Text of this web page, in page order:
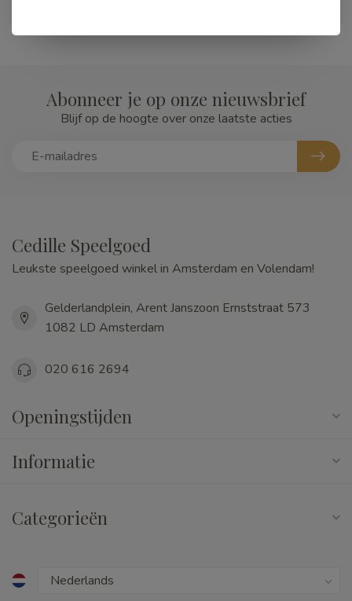
Abonneer je op onze nieuwsbrief
Blijf op de hoogte over onze laatste acties
Cedille Speelgoed
Leukste speelgoed winkel in Amsterdam en Volendam!
Gelderlandplein, Arent Janszoon Ernststraat 573
1082 LD Amsterdam
020 616 2694
Openingstijden
Informatie
Categorieën